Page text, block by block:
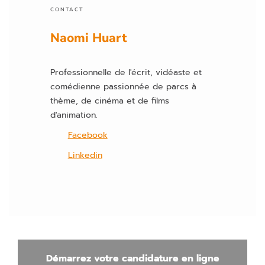
CONTACT
Naomi Huart
Professionnelle de l'écrit, vidéaste et
comédienne passionnée de parcs à
thème, de cinéma et de films
d'animation.
Facebook
Linkedin
Démarrez votre candidature en ligne